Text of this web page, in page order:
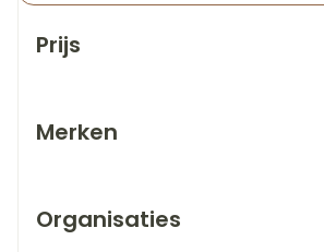
Prijs
Merken
Organisaties